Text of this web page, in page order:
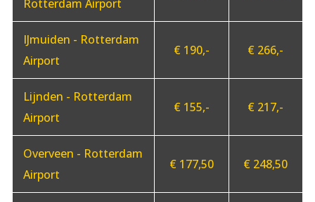
Rotterdam Airport
IJmuiden - Rotterdam
Airport
€ 190,- € 266,-
Lijnden - Rotterdam
Airport
€ 155,- € 217,-
Overveen - Rotterdam
Airport
€ 177,50 € 248,50